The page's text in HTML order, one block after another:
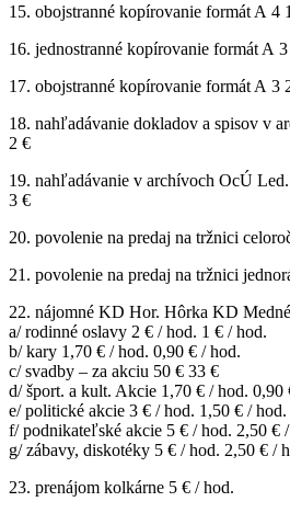
15. obojstranné kopírovanie formát A 4
16. jednostranné kopírovanie formát A
17. obojstranné kopírovanie formát A 3
18. nahľadávanie dokladov a spisov v
2 €
19. nahľadávanie v archívoch OcÚ
3 €
20. povolenie na predaj na tržnici
21. povolenie na predaj na tržnici
22. nájomné KD Hor. Hôrka KD Medné
a/ rodinné oslavy 2 € / hod. 1 € / hod.
b/ kary 1,70 € / hod. 0,90 € / hod.
c/ svadby – za akciu 50 € 33 €
d/ šport. a kult. Akcie 1,70 € / hod. 0,90
e/ politické akcie 3 € / hod. 1,50 € / hod.
f/ podnikateľské akcie 5 € / hod. 2,50 €
g/ zábavy, diskotéky 5 € / hod. 2,50 € /
23. prenájom kolkárne 5 € / hod.